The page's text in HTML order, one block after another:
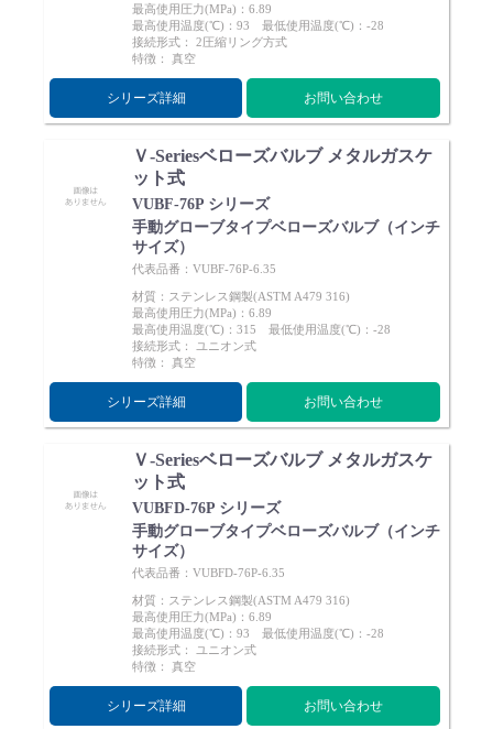
最高使用圧力(MPa)：6.89
最高使用温度(℃)：93 最低使用温度(℃)：-28
接続形式： 2圧縮リング方式
特徴： 真空
シリーズ詳細 お問い合わせ
Ｖ-Seriesベローズバルブ メタルガスケ
ット式
VUBF-76P シリーズ
手動グローブタイプベローズバルブ（インチ
サイズ）
代表品番：VUBF-76P-6.35
材質：ステンレス鋼製(ASTM A479 316)
最高使用圧力(MPa)：6.89
最高使用温度(℃)：315 最低使用温度(℃)：-28
接続形式： ユニオン式
特徴： 真空
シリーズ詳細 お問い合わせ
Ｖ-Seriesベローズバルブ メタルガスケ
ット式
VUBFD-76P シリーズ
手動グローブタイプベローズバルブ（インチ
サイズ）
代表品番：VUBFD-76P-6.35
材質：ステンレス鋼製(ASTM A479 316)
最高使用圧力(MPa)：6.89
最高使用温度(℃)：93 最低使用温度(℃)：-28
接続形式： ユニオン式
特徴： 真空
シリーズ詳細 お問い合わせ